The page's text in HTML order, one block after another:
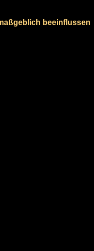
beeinflussen